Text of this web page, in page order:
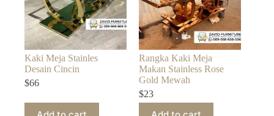
Kaki Meja Stainles
Desain Cincin
$66
Rangka Kaki Meja
Makan Stainless Rose
Gold Mewah
$23